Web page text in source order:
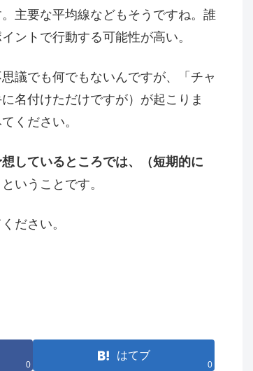
主要な平均線などもそうですね。誰
ントで行動する可能性が高い。
議でも何でもないんですが、「チャ
名付けただけですが）が起こりま
ください。
しているところでは、（短期的に
ということです。
ださい。
0
はてブ
0